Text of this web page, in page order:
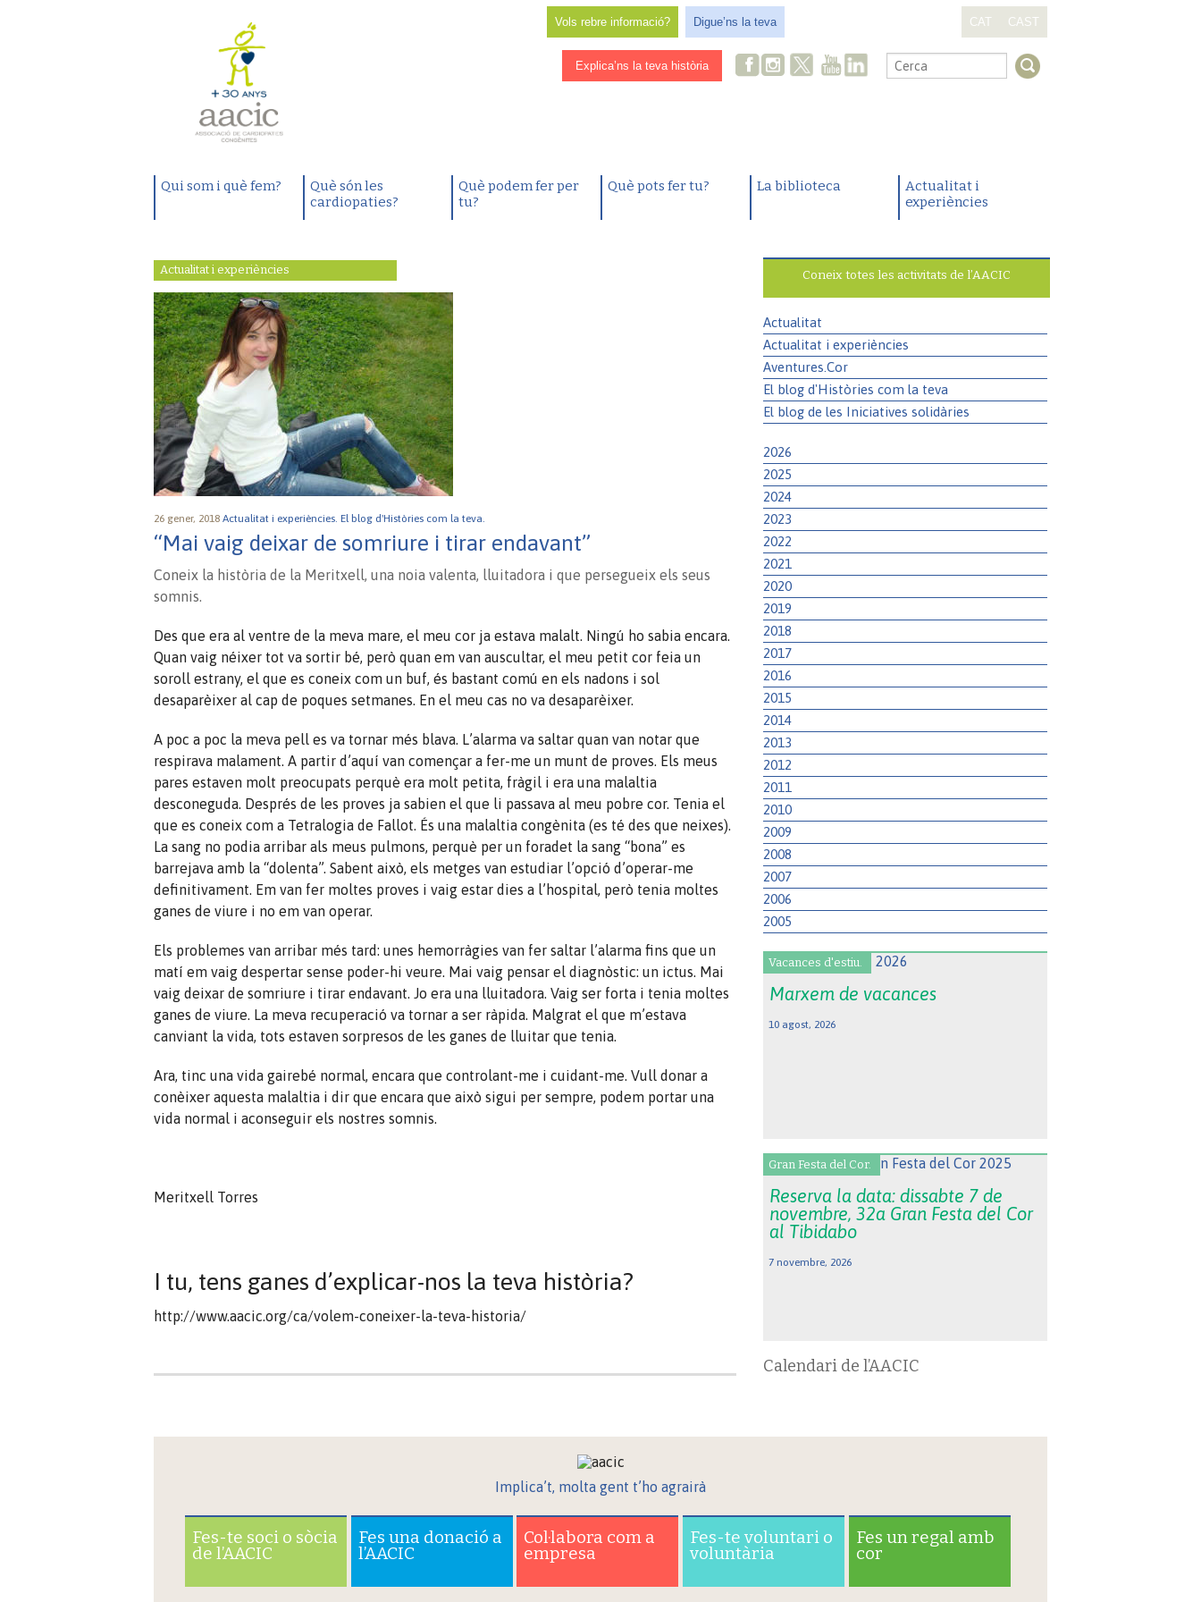
Vols rebre informació? Digue’ns la teva CAT CAST
Explica’ns la teva història .
Qui som i què fem?
Què són les
cardiopaties?
Què podem fer per
tu?
Què pots fer tu? La biblioteca
Actualitat i
experiències
Actualitat i experiències
26 gener, 2018 Actualitat i experiències. El blog d'Històries com la teva.
“Mai vaig deixar de somriure i tirar endavant”
Coneix la història de la Meritxell, una noia valenta, lluitadora i que persegueix els seus
somnis.
Des que era al ventre de la meva mare, el meu cor ja estava malalt. Ningú ho sabia encara.
Quan vaig néixer tot va sortir bé, però quan em van auscultar, el meu petit cor feia un
soroll estrany, el que es coneix com un buf, és bastant comú en els nadons i sol
desaparèixer al cap de poques setmanes. En el meu cas no va desaparèixer.
A poc a poc la meva pell es va tornar més blava. L’alarma va saltar quan van notar que
respirava malament. A partir d’aquí van començar a fer-me un munt de proves. Els meus
pares estaven molt preocupats perquè era molt petita, fràgil i era una malaltia
desconeguda. Després de les proves ja sabien el que li passava al meu pobre cor. Tenia el
que es coneix com a Tetralogia de Fallot. És una malaltia congènita (es té des que neixes).
La sang no podia arribar als meus pulmons, perquè per un foradet la sang “bona” es
barrejava amb la “dolenta”. Sabent això, els metges van estudiar l’opció d’operar-me
definitivament. Em van fer moltes proves i vaig estar dies a l’hospital, però tenia moltes
ganes de viure i no em van operar.
Els problemes van arribar més tard: unes hemorràgies van fer saltar l’alarma fins que un
matí em vaig despertar sense poder-hi veure. Mai vaig pensar el diagnòstic: un ictus. Mai
vaig deixar de somriure i tirar endavant. Jo era una lluitadora. Vaig ser forta i tenia moltes
ganes de viure. La meva recuperació va tornar a ser ràpida. Malgrat el que m’estava
canviant la vida, tots estaven sorpresos de les ganes de lluitar que tenia.
Ara, tinc una vida gairebé normal, encara que controlant-me i cuidant-me. Vull donar a
conèixer aquesta malaltia i dir que encara que això sigui per sempre, podem portar una
vida normal i aconseguir els nostres somnis.
Meritxell Torres
I tu, tens ganes d’explicar-nos la teva història?
http://www.aacic.org/ca/volem-coneixer-la-teva-historia/
Coneix totes les activitats de l’AACIC
Actualitat
Actualitat i experiències
Aventures.Cor
El blog d'Històries com la teva
El blog de les Iniciatives solidàries
2026
2025
2024
2023
2022
2021
2020
2019
2018
2017
2016
2015
2014
2013
2012
2011
2010
2009
2008
2007
2006
2005
Vacances d'estiu.
Marxem de vacances
10 agost, 2026
Gran Festa del Cor.
Reserva la data: dissabte 7 de
novembre, 32a Gran Festa del Cor
al Tibidabo
7 novembre, 2026
Calendari de l’AACIC
Implica’t, molta gent t’ho agrairà
Fes-te soci o sòcia
de l’AACIC
Fes una donació a
l’AACIC
Col·labora com a
empresa
Fes-te voluntari o
voluntària
Fes un regal amb
cor